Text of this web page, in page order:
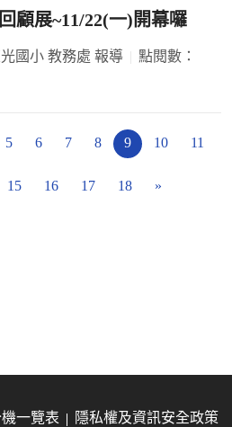
顧展~11/22(一)開幕囉
國小 教務處 報導
點閱數：
5 6 7 8 9 10 11
15 16 17 18 »
一覽表 隱私權及資訊安全政策